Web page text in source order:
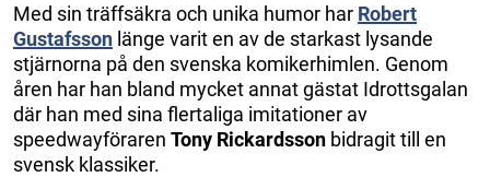
Med sin träffsäkra och unika humor har Robert
Gustafsson länge varit en av de starkast lysande
stjärnorna på den svenska komikerhimlen. Genom
åren har han bland mycket annat gästat Idrottsgalan
där han med sina flertaliga imitationer av
speedwayföraren Tony Rickardsson bidragit till en
svensk klassiker.